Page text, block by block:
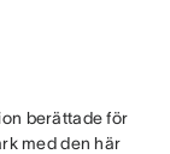
berättade för
med den här